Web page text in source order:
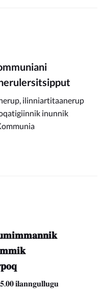
ilinniartitaanerup
inunnik
𝐮𝐦𝐢𝐦𝐦𝐚𝐧𝐧𝐢𝐤
𝐢𝐥𝐚𝐧𝐧𝐠𝐮𝐥𝐥𝐮𝐠𝐮